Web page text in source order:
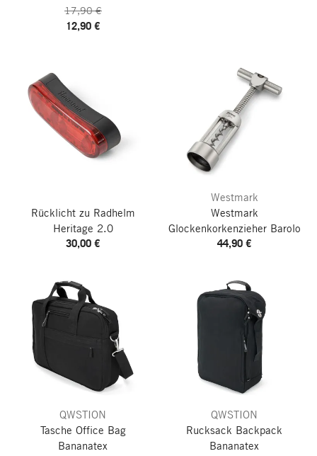
17,90 €
12,90 €
Rücklicht zu Radhelm
Heritage 2.0
30,00 €
Westmark
Westmark
Glockenkorkenzieher Barolo
44,90 €
QWSTION
Tasche Office Bag
Bananatex
QWSTION
Rucksack Backpack
Bananatex